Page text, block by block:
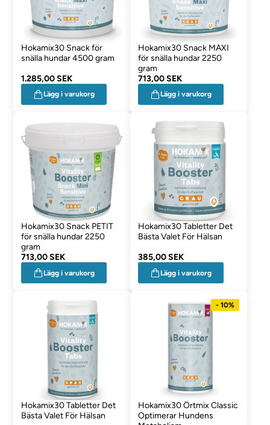
Hokamix30 Snack för
snälla hundar 4500 gram
1.285,00 SEK
Lägg i varukorg
Hokamix30 Snack MAXI
för snälla hundar 2250
gram
713,00 SEK
Lägg i varukorg
Hokamix30 Snack PETIT
för snälla hundar 2250
gram
713,00 SEK
Lägg i varukorg
Hokamix30 Tabletter Det
Bästa Valet För Hälsan
385,00 SEK
Lägg i varukorg
Hokamix30 Tabletter Det
Bästa Valet För Hälsan
- 10%
Hokamix30 Örtmix Classic
Optimerar Hundens